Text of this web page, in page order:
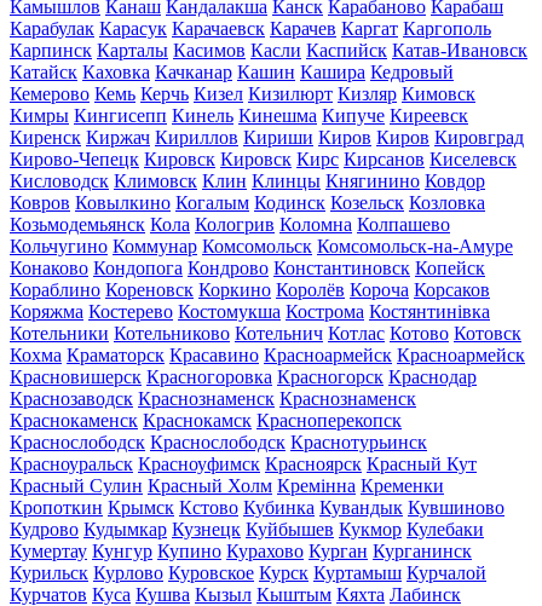
Камышлов Канаш Кандалакша Канск Карабаново Карабаш
Карабулак Карасук Карачаевск Карачев Каргат Каргополь
Карпинск Карталы Касимов Касли Каспийск Катав-Ивановск
Катайск Каховка Качканар Кашин Кашира Кедровый
Кемерово Кемь Керчь Кизел Кизилюрт Кизляр Кимовск
Кимры Кингисепп Кинель Кинешма Кипуче Киреевск
Киренск Киржач Кириллов Кириши Киров Киров Кировград
Кирово-Чепецк Кировск Кировск Кирс Кирсанов Киселевск
Кисловодск Климовск Клин Клинцы Княгинино Ковдор
Ковров Ковылкино Когалым Кодинск Козельск Козловка
Козьмодемьянск Кола Кологрив Коломна Колпашево
Кольчугино Коммунар Комсомольск Комсомольск-на-Амуре
Конаково Кондопога Кондрово Константиновск Копейск
Кораблино Кореновск Коркино Королёв Короча Корсаков
Коряжма Костерево Костомукша Кострома Костянтинівка
Котельники Котельниково Котельнич Котлас Котово Котовск
Кохма Краматорск Красавино Красноармейск Красноармейск
Красновишерск Красногоровка Красногорск Краснодар
Краснозаводск Краснознаменск Краснознаменск
Краснокаменск Краснокамск Красноперекопск
Краснослободск Краснослободск Краснотурьинск
Красноуральск Красноуфимск Красноярск Красный Кут
Красный Сулин Красный Холм Кремінна Кременки
Кропоткин Крымск Кстово Кубинка Кувандык Кувшиново
Кудрово Кудымкар Кузнецк Куйбышев Кукмор Кулебаки
Кумертау Кунгур Купино Курахово Курган Курганинск
Курильск Курлово Куровское Курск Куртамыш Курчалой
Курчатов Куса Кушва Кызыл Кыштым Кяхта Лабинск